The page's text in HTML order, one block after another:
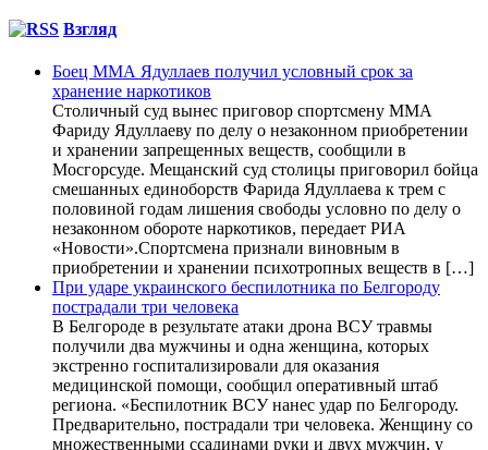
Взгляд
Боец ММА Ядуллаев получил условный срок за
хранение наркотиков
Столичный суд вынес приговор спортсмену ММА
Фариду Ядуллаеву по делу о незаконном приобретении
и хранении запрещенных веществ, сообщили в
Мосгорсуде. Мещанский суд столицы приговорил бойца
смешанных единоборств Фарида Ядуллаева к трем с
половиной годам лишения свободы условно по делу о
незаконном обороте наркотиков, передает РИА
«Новости».Спортсмена признали виновным в
приобретении и хранении психотропных веществ в […]
При ударе украинского беспилотника по Белгороду
пострадали три человека
В Белгороде в результате атаки дрона ВСУ травмы
получили два мужчины и одна женщина, которых
экстренно госпитализировали для оказания
медицинской помощи, сообщил оперативный штаб
региона. «Беспилотник ВСУ нанес удар по Белгороду.
Предварительно, пострадали три человека. Женщину со
множественными ссадинами руки и двух мужчин, у